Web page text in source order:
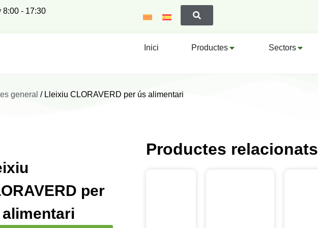
8:00 - 17:30
Inici Productes Sectors
general / Lleixiu CLORAVERD per ús alimentari
per
Productes relacionats